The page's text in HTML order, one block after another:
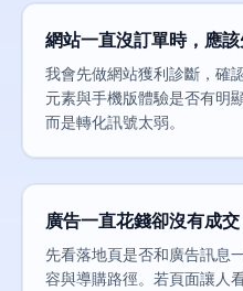
網站一直沒訂單時，應
我會先做網站獲利診斷，確
元素與手機版體驗是否有明
而是轉化訊號太弱。
廣告一直花錢卻沒有成
先看落地頁是否和廣告訊息
容與導購路徑。若頁面讓人